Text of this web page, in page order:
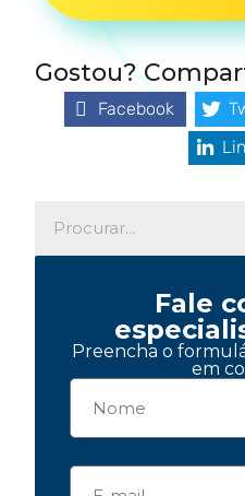
Gostou?
Facebook
Fale
Preencha o
em